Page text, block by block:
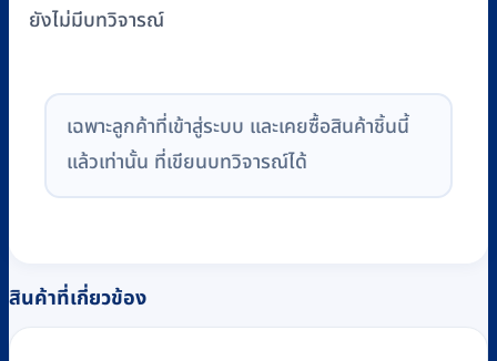
ยังไม่มีบทวิจารณ์
เฉพาะลูกค้าที่เข้าสู่ระบบ และเคยซื้อสินค้าชิ้นนี้
แล้วเท่านั้น ที่เขียนบทวิจารณ์ได้
สินค้าที่เกี่ยวข้อง